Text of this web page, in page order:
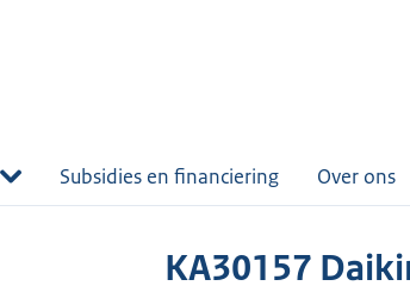
Subsidies en financiering Over ons
KA30157